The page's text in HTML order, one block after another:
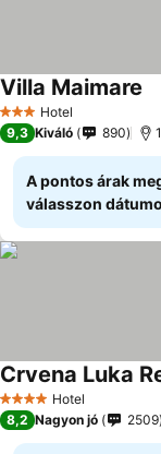
3 Kategória
Hotel
Villa Maimare
9,3 Kiváló 890
A pontos árak
válasszon
4 KategóriaHotel
Crvena Luka
8,2 Nagyon jó 2509